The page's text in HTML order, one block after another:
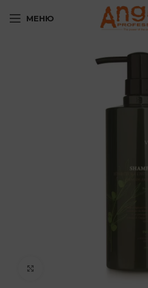
МЕНЮ
Клацніть, щоб збільшити